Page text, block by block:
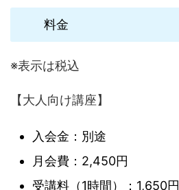
料金
※表示は税込
【大人向け講座】
入会金：別途
月会費：2,450円
受講料（1時間）：1,650円